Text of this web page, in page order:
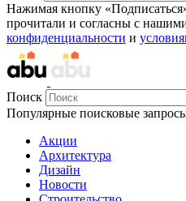
Нажимая кнопку
прочитали и согласны с
конфиденциальности и
Поиск
Популярные поисковые
Акции
Архитектура
Дизайн
Новости